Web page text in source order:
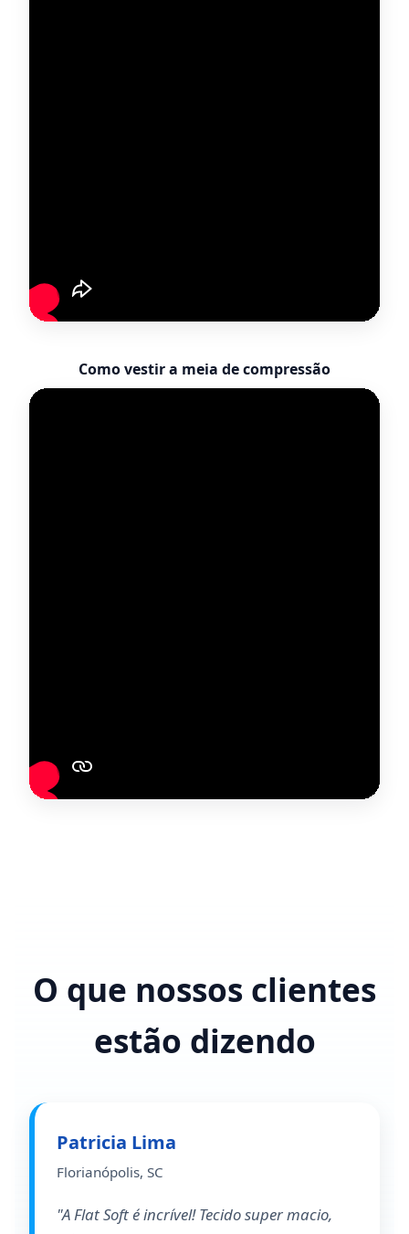
Como vestir a meia de compressão
O que nossos clientes
estão dizendo
Patricia Lima
Florianópolis, SC
"A Flat Soft é incrível! Tecido super macio,